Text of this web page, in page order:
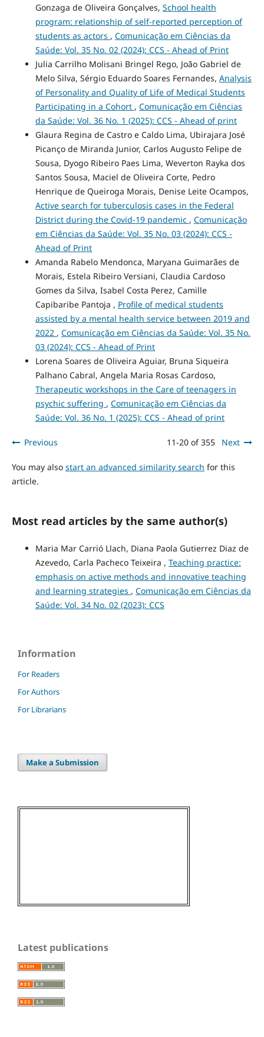
Gonzaga de Oliveira Gonçalves, School health
program: relationship of self-reported perception of
students as actors , Comunicação em Ciências da
Saúde: Vol. 35 No. 02 (2024): CCS - Ahead of Print
Julia Carrilho Molisani Bringel Rego, João Gabriel de
Melo Silva, Sérgio Eduardo Soares Fernandes, Analysis
of Personality and Quality of Life of Medical Students
Participating in a Cohort , Comunicação em Ciências
da Saúde: Vol. 36 No. 1 (2025): CCS - Ahead of print
Glaura Regina de Castro e Caldo Lima, Ubirajara José
Picanço de Miranda Junior, Carlos Augusto Felipe de
Sousa, Dyogo Ribeiro Paes Lima, Weverton Rayka dos
Santos Sousa, Maciel de Oliveira Corte, Pedro
Henrique de Queiroga Morais, Denise Leite Ocampos,
Active search for tuberculosis cases in the Federal
District during the Covid-19 pandemic , Comunicação
em Ciências da Saúde: Vol. 35 No. 03 (2024): CCS -
Ahead of Print
Amanda Rabelo Mendonca, Maryana Guimarães de
Morais, Estela Ribeiro Versiani, Claudia Cardoso
Gomes da Silva, Isabel Costa Perez, Camille
Capibaribe Pantoja , Profile of medical students
assisted by a mental health service between 2019 and
2022 , Comunicação em Ciências da Saúde: Vol. 35 No.
03 (2024): CCS - Ahead of Print
Lorena Soares de Oliveira Aguiar, Bruna Siqueira
Palhano Cabral, Angela Maria Rosas Cardoso,
Therapeutic workshops in the Care of teenagers in
psychic suffering , Comunicação em Ciências da
Saúde: Vol. 36 No. 1 (2025): CCS - Ahead of print
Previous 11-20 of 355 Next
You may also start an advanced similarity search for this
article.
Most read articles by the same author(s)
Maria Mar Carrió Llach, Diana Paola Gutierrez Diaz de
Azevedo, Carla Pacheco Teixeira , Teaching practice:
emphasis on active methods and innovative teaching
and learning strategies , Comunicação em Ciências da
Saúde: Vol. 34 No. 02 (2023): CCS
Information
For Readers
For Authors
For Librarians
Make a Submission
Latest publications